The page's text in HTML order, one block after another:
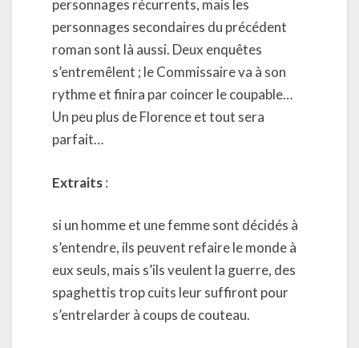
personnages récurrents, mais les
personnages secondaires du précédent
roman sont là aussi. Deux enquêtes
s’entremêlent ; le Commissaire va à son
rythme et finira par coincer le coupable…
Un peu plus de Florence et tout sera
parfait…
Extraits:
si un homme et une femme sont décidés à
s’entendre, ils peuvent refaire le monde à
eux seuls, mais s’ils veulent la guerre, des
spaghettis trop cuits leur suffiront pour
s’entrelarder à coups de couteau.